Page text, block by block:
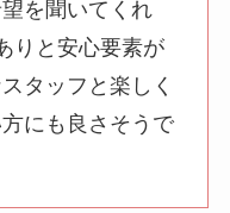
を聞いてくれ
りと安心要素が
タッフと楽しく
にも良さそうで